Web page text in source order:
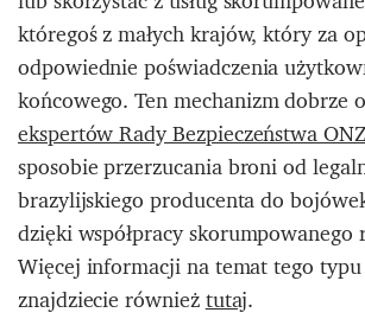
któregoś z małych krajów, który za
odpowiednie poświadczenia
końcowego. Ten mechanizm dobrze
ekspertów Rady Bezpieczeństwa
sposobie przerzucania broni od
brazylijskiego producenta do
dzięki współpracy
Więcej informacji na temat tego
znajdziecie równieżtutaj.